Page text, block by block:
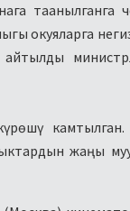
таанылганга
окуяларга
жаңы